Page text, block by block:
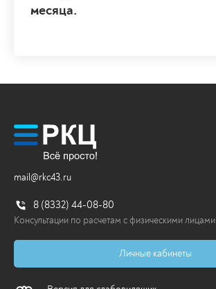
месяца.
mail@rkc43.ru
8 (8332) 44-08-80
Консультации по расчетам с физическими лицами
Личные кабинеты